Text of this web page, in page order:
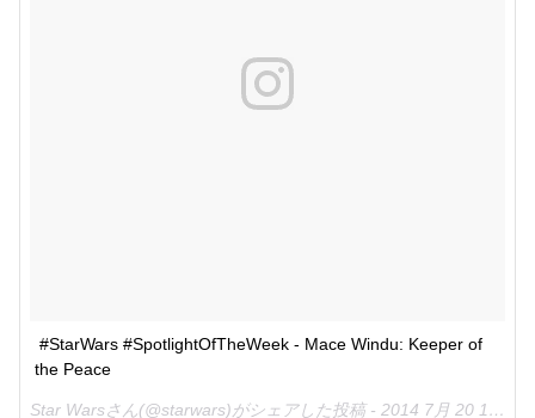
#StarWars #SpotlightOfTheWeek - Mace Windu: Keeper of
the Peace
Star Warsさん(@starwars)がシェアした投稿 - 2014 7月 20 11:59午前 PDT